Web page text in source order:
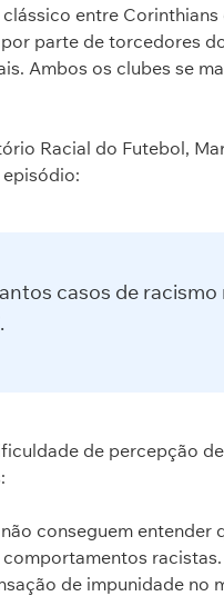
entre
parte de torcedores
Ambos os clubes se
Racial do Futebol,
casos de
de percepção
conseguem
de impunidade no